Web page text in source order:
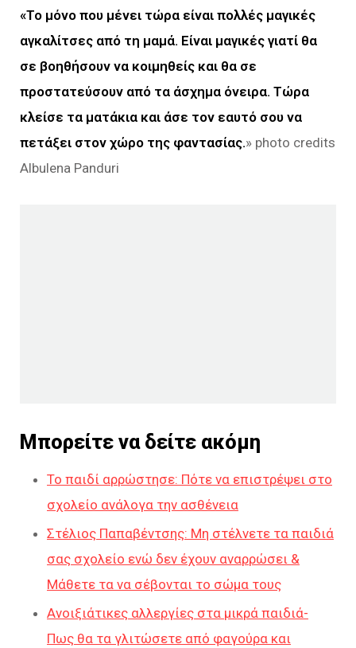
«Το μόνο που μένει τώρα είναι πολλές μαγικές
αγκαλίτσες από τη μαμά. Είναι μαγικές γιατί θα
σε βοηθήσουν να κοιμηθείς και θα σε
προστατεύσουν από τα άσχημα όνειρα. Τώρα
κλείσε τα ματάκια και άσε τον εαυτό σου να
πετάξει στον χώρο της φαντασίας.» photo credits
Albulena Panduri
Μπορείτε να δείτε ακόμη
Το παιδί αρρώστησε: Πότε να επιστρέψει στο
σχολείο ανάλογα την ασθένεια
Στέλιος Παπαβέντσης: Μη στέλνετε τα παιδιά
σας σχολείο ενώ δεν έχουν αναρρώσει &
Μάθετε τα να σέβονται το σώμα τους
Ανοιξιάτικες αλλεργίες στα μικρά παιδιά-
Πως θα τα γλιτώσετε από φαγούρα και